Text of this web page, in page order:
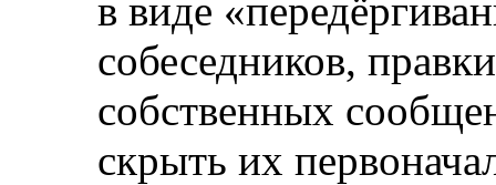
в виде
собеседников,
собственных
скрыть их